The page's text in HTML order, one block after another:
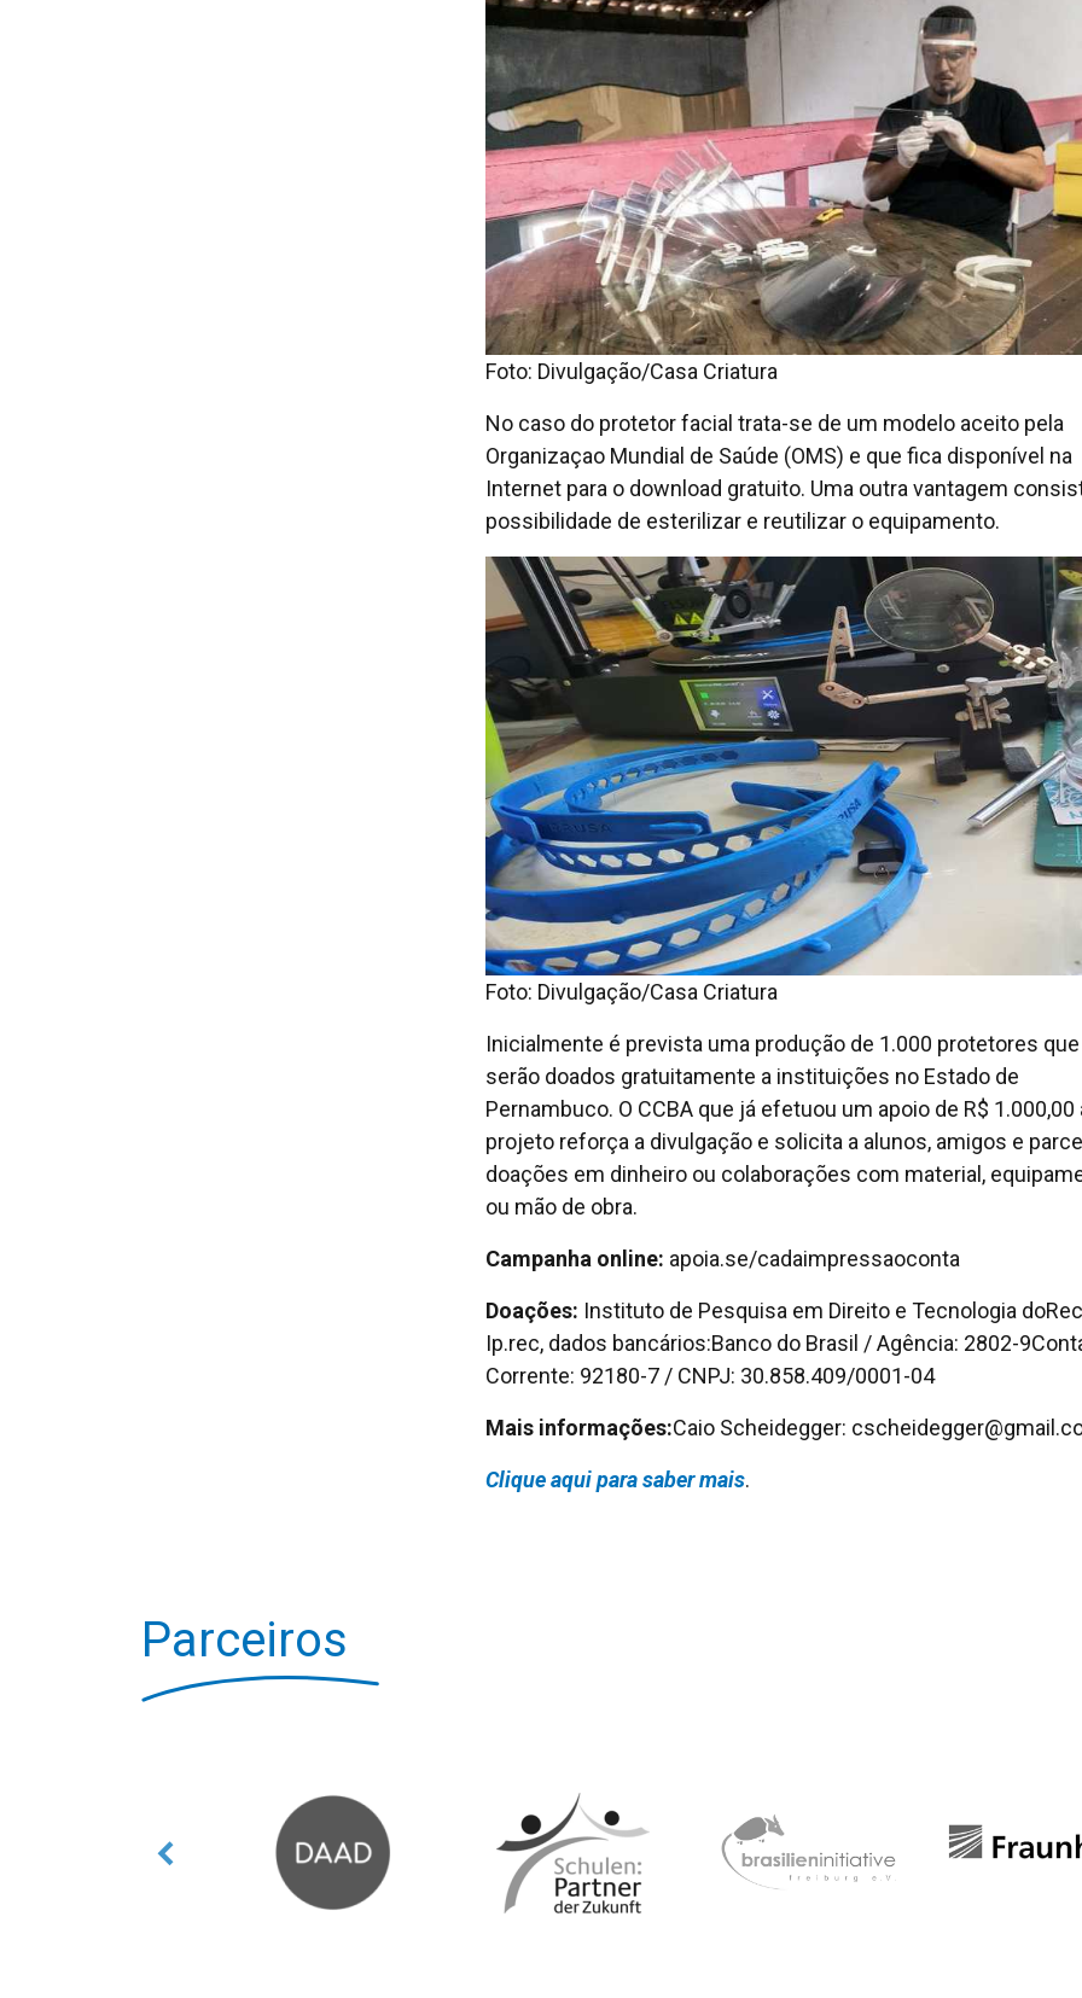
Foto: Divulgação/Casa Criatura
No caso do protetor facial trata-se de um modelo aceito pela
Organizaçao Mundial de Saúde (OMS) e que fica disponível na
Internet para o download gratuito. Uma outra vantagem
possibilidade de esterilizar e reutilizar o equipamento.
Foto: Divulgação/Casa Criatura
Inicialmente é prevista uma produção de 1.000 protetores que
serão doados gratuitamente a instituições no Estado de
Pernambuco. O CCBA que já efetuou um apoio de R$ 1.000,00
projeto reforça a divulgação e solicita a alunos, amigos e
doações em dinheiro ou colaborações com material,
ou mão de obra.
Campanha online: apoia.se/cadaimpressaoconta
Doações: Instituto de Pesquisa em Direito e Tecnologia
Ip.rec, dados bancários:Banco do Brasil / Agência: 2802-
Corrente: 92180-7 / CNPJ: 30.858.409/0001-04
Mais informações:Caio Scheidegger:
Clique aqui para saber mais.
Parceiros